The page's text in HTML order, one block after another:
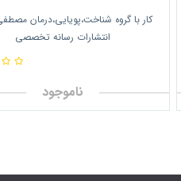
کار با گروه شناخت،پویایی،درمان
انتشارات رسانه تخصصی
ناموجود